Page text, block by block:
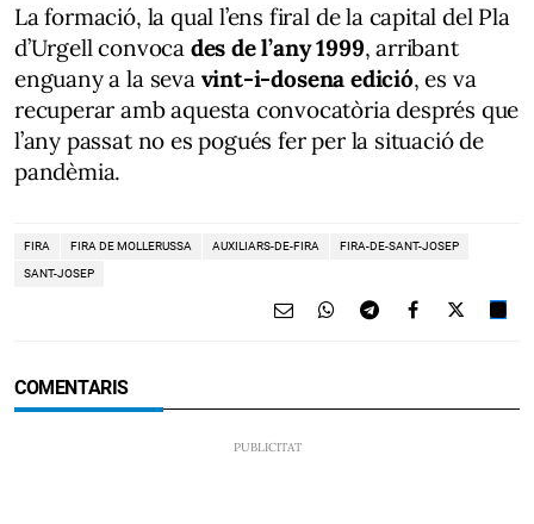
La formació, la qual l’ens firal de la capital del Pla
d’Urgell convoca des de l’any 1999, arribant
enguany a la seva vint-i-dosena edició, es va
recuperar amb aquesta convocatòria després que
l’any passat no es pogués fer per la situació de
pandèmia.
FIRA FIRA DE MOLLERUSSA AUXILIARS-DE-FIRA FIRA-DE-SANT-JOSEP
SANT-JOSEP
COMENTARIS